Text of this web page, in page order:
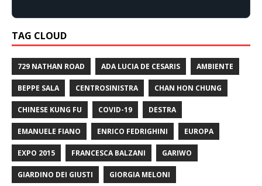
TAG CLOUD
729 NATHAN ROAD ADA LUCIA DE CESARIS AMBIENTE
BEPPE SALA CENTROSINISTRA CHAN HON CHUNG
CHINESE KUNG FU COVID-19 DESTRA
EMANUELE FIANO ENRICO FEDRIGHINI EUROPA
EXPO 2015 FRANCESCA BALZANI GARIWO
GIARDINO DEI GIUSTI GIORGIA MELONI